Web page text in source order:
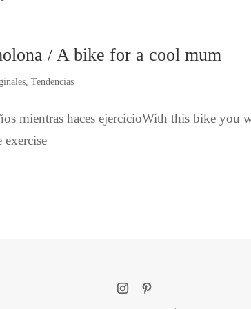
/ A bike for a cool mum
,Tendencias
mientras haces ejercicioWith this bike you